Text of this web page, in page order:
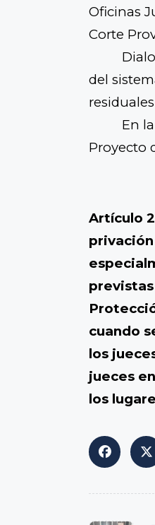
Oficinas
Corte
del
En
Proyecto
Artículo
cuando
los
jueces
los
<span